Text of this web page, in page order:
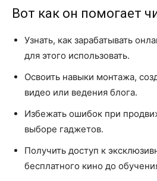
Вот как он помогает
Узнать, как зарабатывать
для этого использовать.
Освоить навыки монтажа,
видео или ведения блога.
Избежать ошибок при
выборе гаджетов.
Получить доступ к
бесплатного кино до